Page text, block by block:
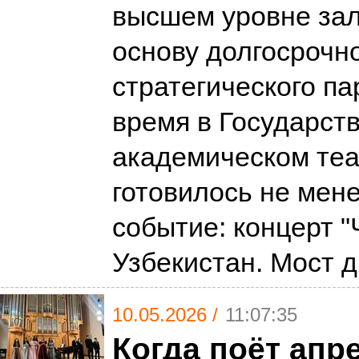
высшем уровне
основу
стратегического
время в
академическом
готовилось не
событие: концерт
Узбекистан. Мост
10.05.2026 / 11:07:35
Когда поёт